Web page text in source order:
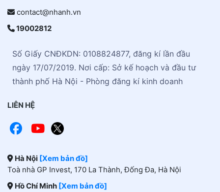
contact@nhanh.vn
19002812
Số Giấy CNĐKDN: 0108824877, đăng kí lần đầu
ngày 17/07/2019. Nơi cấp: Sở kế hoạch và đầu tư
thành phố Hà Nội - Phòng đăng kí kinh doanh
LIÊN HỆ
Hà Nội [Xem bản đồ]
Toà nhà GP Invest, 170 La Thành, Đống Đa, Hà Nội
Hồ Chí Minh [Xem bản đồ]